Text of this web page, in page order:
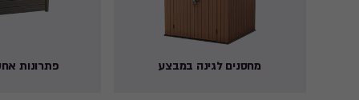
מחסנים לגינה במבצע פתרונות